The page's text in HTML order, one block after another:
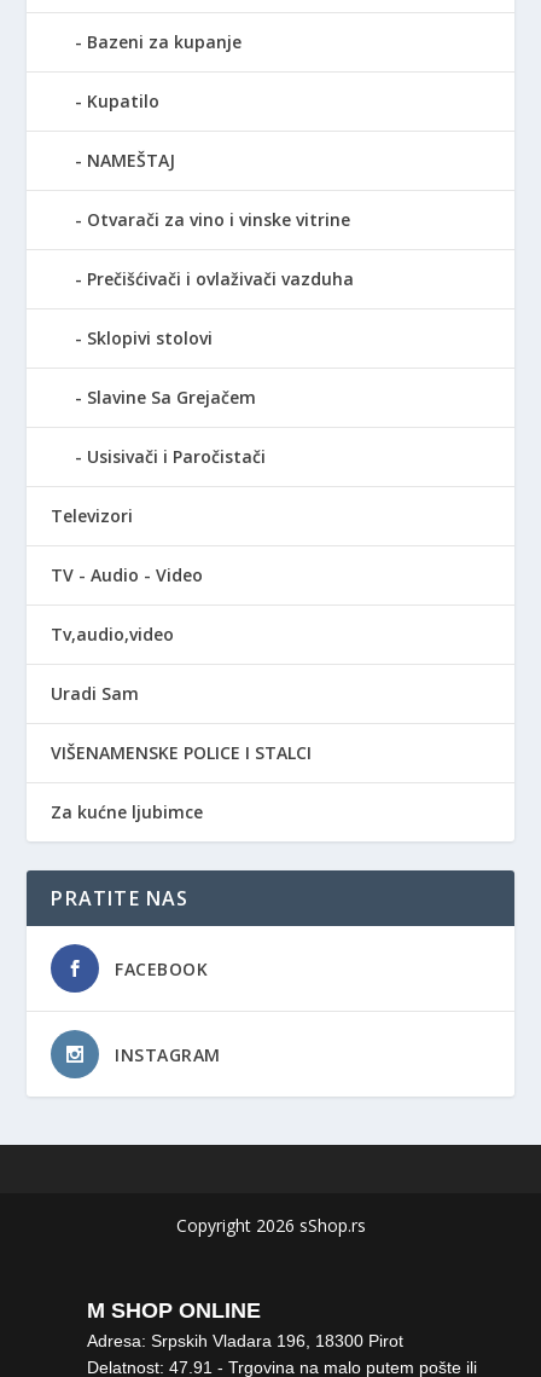
Bazeni za kupanje
Kupatilo
NAMEŠTAJ
Otvarači za vino i vinske vitrine
Prečišćivači i ovlaživači vazduha
Sklopivi stolovi
Slavine Sa Grejačem
Usisivači i Paročistači
Televizori
TV - Audio - Video
Tv,audio,video
Uradi Sam
VIŠENAMENSKE POLICE I STALCI
Za kućne ljubimce
PRATITE NAS
FACEBOOK
INSTAGRAM
Copyright 2026 sShop.rs
M SHOP ONLINE
Adresa: Srpskih Vladara 196, 18300 Pirot
Delatnost: 47.91 - Trgovina na malo putem pošte ili